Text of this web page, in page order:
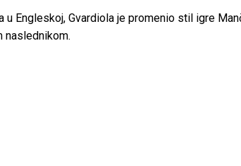
u Engleskoj, Gvardiola je promenio stil igre
naslednikom.